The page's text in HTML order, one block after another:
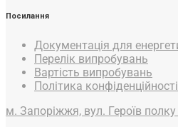
Посилання
Документація для
Перелік випробувань
Вартість випробувань
Політика конфіденційності
м. Запоріжжя, вул. Героїв